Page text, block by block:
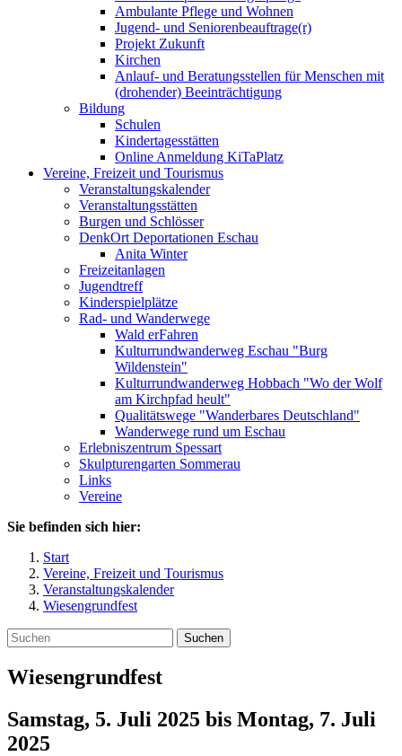
Ambulante Pflege und Wohnen
Jugend- und Seniorenbeauftrage(r)
Projekt Zukunft
Kirchen
Anlauf- und Beratungsstellen für Menschen mit
(drohender) Beeinträchtigung
Bildung
Schulen
Kindertagesstätten
Online Anmeldung KiTaPlatz
Vereine, Freizeit und Tourismus
Veranstaltungskalender
Veranstaltungsstätten
Burgen und Schlösser
DenkOrt Deportationen Eschau
Anita Winter
Freizeitanlagen
Jugendtreff
Kinderspielplätze
Rad- und Wanderwege
Wald erFahren
Kulturrundwanderweg Eschau "Burg
Wildenstein"
Kulturrundwanderweg Hobbach "Wo der Wolf
am Kirchpfad heult"
Qualitätswege "Wanderbares Deutschland"
Wanderwege rund um Eschau
Erlebniszentrum Spessart
Skulpturengarten Sommerau
Links
Vereine
Sie befinden sich hier:
Start
Vereine, Freizeit und Tourismus
Veranstaltungskalender
Wiesengrundfest
Suchen
Wiesengrundfest
Samstag, 5. Juli 2025 bis Montag, 7. Juli
2025